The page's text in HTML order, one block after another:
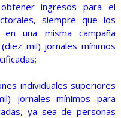
ingresos para el
siempre que los
una misma campaña
mil) jornales mínimos
individuales superiores
jornales mínimos para
ya sea de personas